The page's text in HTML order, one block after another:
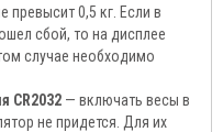
превысит 0,5 кг. Если в
сбой, то на дисплее
случае необходимо
CR2032 — включать весы в
не придется. Для их